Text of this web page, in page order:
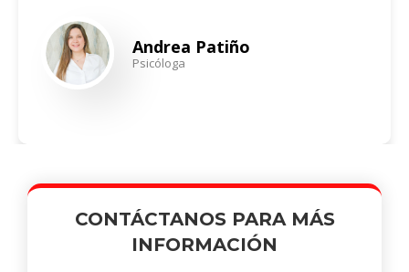
Andrea Patiño
Psicóloga
CONTÁCTANOS PARA MÁS
INFORMACIÓN